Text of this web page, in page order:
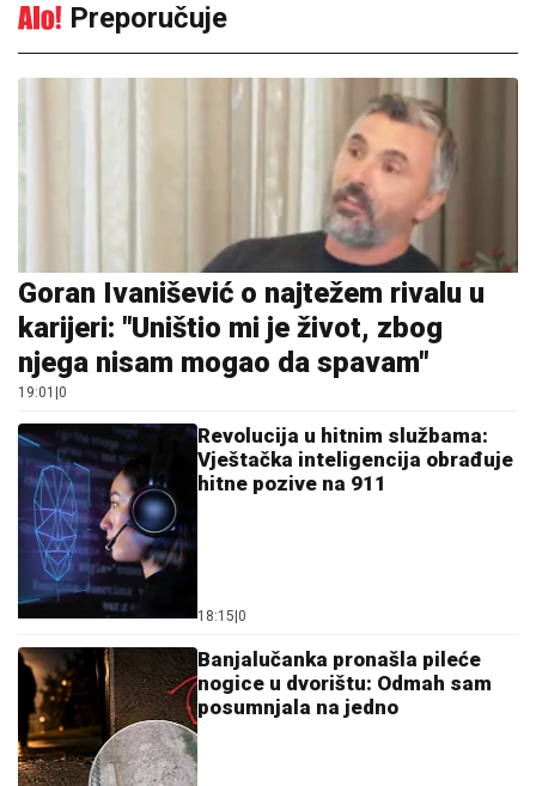
Preporučuje
Goran Ivanišević o najtežem rivalu u
karijeri: "Uništio mi je život, zbog
njega nisam mogao da spavam"
19:01 0
Revolucija u hitnim službama:
Vještačka inteligencija obrađuje
hitne pozive na 911
18:15 0
Banjalučanka pronašla pileće
nogice u dvorištu: Odmah sam
posumnjala na jedno